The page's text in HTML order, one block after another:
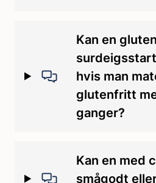
Kan en
hvis man
glutenfritt
ganger?
Kan en med
smågodt